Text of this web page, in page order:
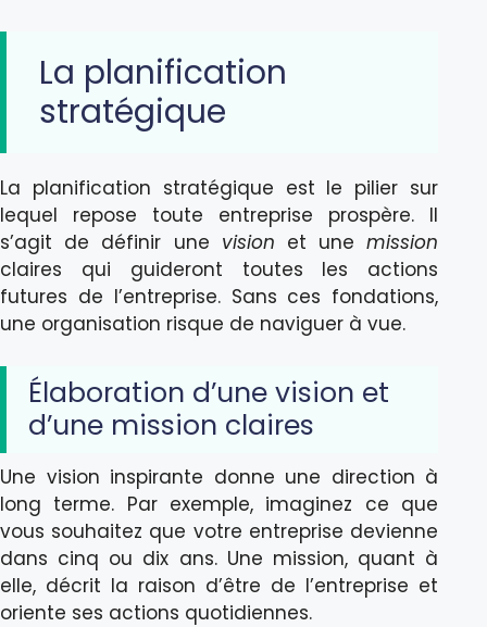
La planification
stratégique
La planification stratégique est le pilier sur
lequel repose toute entreprise prospère. Il
s’agit de définir une vision et unemission
claires qui guideront toutes les actions
futures de l’entreprise. Sans ces fondations,
une organisation risque de naviguer à vue.
Élaboration d’une vision et
d’une mission claires
Une vision inspirante donne une direction à
long terme. Par exemple, imaginez ce que
vous souhaitez que votre entreprise devienne
dans cinq ou dix ans. Une mission, quant à
elle, décrit la raison d’être de l’entreprise et
oriente ses actions quotidiennes.